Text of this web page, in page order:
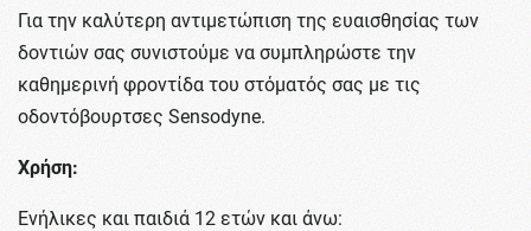
Για την καλύτερη αντιμετώπιση της ευαισθησίας των
δοντιών σας συνιστούμε να συμπληρώστε την
καθημερινή φροντίδα του στόματός σας με τις
οδοντόβουρτσες Sensodyne.
Χρήση:
Ενήλικες και παιδιά 12 ετών και άνω: